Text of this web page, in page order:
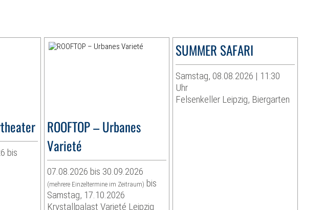
bis
ROOFTOP – Urbanes
Varieté
07.08.2026 bis 30.09.2026
(mehrere Einzeltermine im Zeitraum) bis
Samstag, 17.10.2026
Krystallpalast Varieté Leipzig
SUMMER SAFARI
Samstag, 08.08.2026 | 11:30
Uhr
Felsenkeller Leipzig, Biergarten